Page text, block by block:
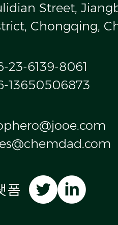
Street,
Chongqing,
23-6139-8061
13650506873
폼